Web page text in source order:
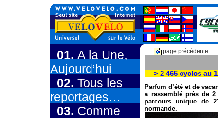
01.A la Une,
Aujourd’hui
02.Tous les
reportages…
03.Comme
page précédente
---> 2 465 cyclos au
Parfum d’été et de
a rassemblé près de
parcours unique de
normande.